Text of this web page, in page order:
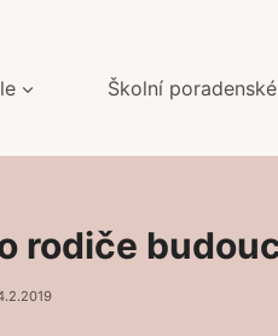
Školní
rodiče